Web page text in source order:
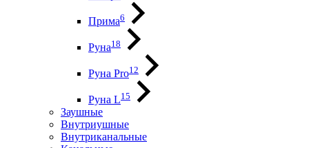
Прима6
Руна18
Руна Pro12
Руна L15
Заушные
Внутриушные
Внутриканальные